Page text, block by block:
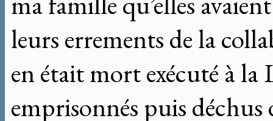
leurs errements de la
en était mort exécuté à
emprisonnés puis